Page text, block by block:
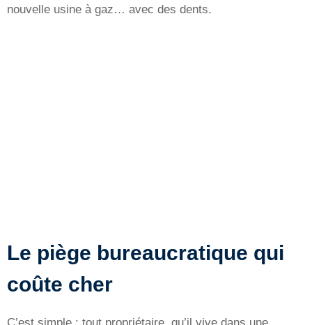
nouvelle usine à gaz… avec des dents.
Le piège bureaucratique qui
coûte cher